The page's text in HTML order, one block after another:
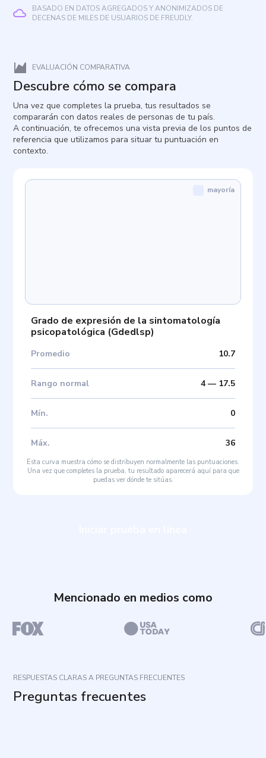
BASADO EN DATOS AGREGADOS Y ANONIMIZADOS DE
DECENAS DE MILES DE USUARIOS DE FREUDLY.
EVALUACIÓN COMPARATIVA
Descubre cómo se compara
Una vez que completes la prueba, tus resultados se
compararán con datos reales de personas de tu país.
A continuación, te ofrecemos una vista previa de los puntos de
referencia que utilizamos para situar tu puntuación en
contexto.
Grado de expresión de la sintomatología
psicopatológica (Gdedlsp)
Promedio 10.7
Rango normal 4— 17.5
Mín. 0
Máx. 36
mayoría
Esta curva muestra cómo se distribuyen normalmente las puntuaciones.
Una vez que completes la prueba, tu resultado aparecerá aquí para que
puedas ver dónde te sitúas.
Mencionado en medios como
RESPUESTAS CLARAS A PREGUNTAS FRECUENTES
Preguntas frecuentes